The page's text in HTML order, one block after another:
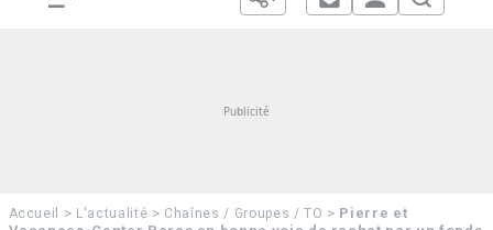
Accueil > L'actualité > Chaînes / Groupes / TO > Pierre et